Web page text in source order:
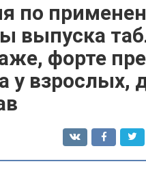
по
выпуска
форте
у взрослых,